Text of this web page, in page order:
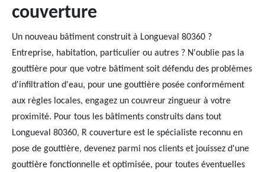
couverture
Un nouveau bâtiment construit à Longueval 80360 ?
Entreprise, habitation, particulier ou autres ? N'oublie pas la
gouttière pour que votre bâtiment soit défendu des problèmes
d'infiltration d'eau, pour une gouttière posée conformément
aux règles locales, engagez un couvreur zingueur à votre
proximité. Pour tous les bâtiments construits dans tout
Longueval 80360, R couverture est le spécialiste reconnu en
pose de gouttière, devenez parmi nos clients et jouissez d'une
gouttière fonctionnelle et optimisée, pour toutes éventuelles